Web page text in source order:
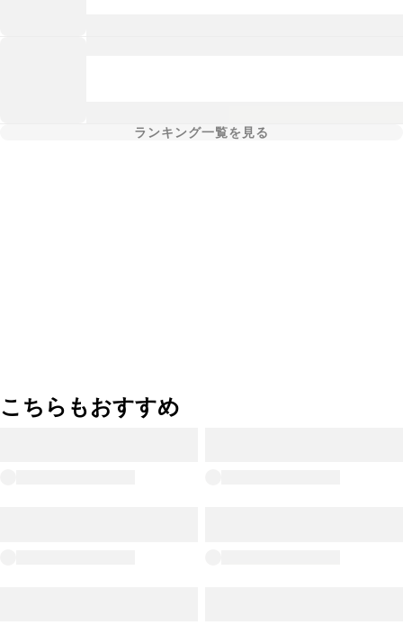
ランキング一覧を見る
こちらもおすすめ